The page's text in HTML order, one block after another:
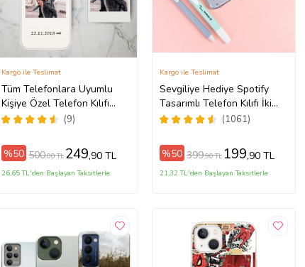
Tüm Telefonlara Uyumlu
Kişiye Özel Telefon Kılıfı
Tüm Modeller Açıklamada
(9)
Kargo ile Teslimat
%50 500,00 TL 249,90 TL
26,65 TL'den Başlayan Taksitlerle
Sevgiliye Hediye Spotify
Tasarımlı Telefon Kılıfı İki
Anahtarlık Hediyeli
(1061)
Kargo ile Teslimat
%50 399,90 TL 199,90 TL
21,32 TL'den Başlayan Taksitlerle